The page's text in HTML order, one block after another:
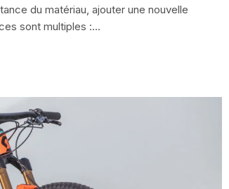
du matériau, ajouter une nouvelle
sont multiples :…